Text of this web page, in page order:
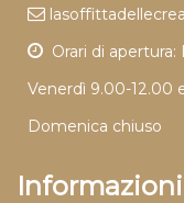
Orari di apertura:
Venerdì 9.00-12.00
Domenica chiuso
Informazioni